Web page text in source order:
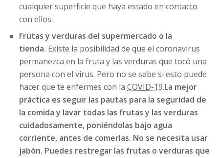
cualquier superficie que haya estado en contacto
con ellos.
Frutas y verduras del supermercado o la
tienda. Existe la posibilidad de que el coronavirus
permanezca en la fruta y las verduras que tocó una
persona con el virus. Pero no se sabe si esto puede
hacer que te enfermes con la COVID-19.La mejor
práctica es seguir las pautas para la seguridad de
la comida y lavar todas las frutas y las verduras
cuidadosamente, poniéndolas bajo agua
corriente, antes de comerlas. No se necesita usar
jabón. Puedes restregar las frutas o verduras que